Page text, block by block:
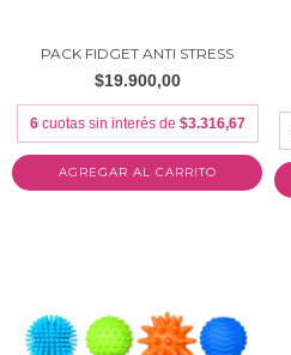
PACK FIDGET ANTI STRESS
$19.900,00
6 cuotas sin interés de $3.316,67
AGREGAR AL CARRITO